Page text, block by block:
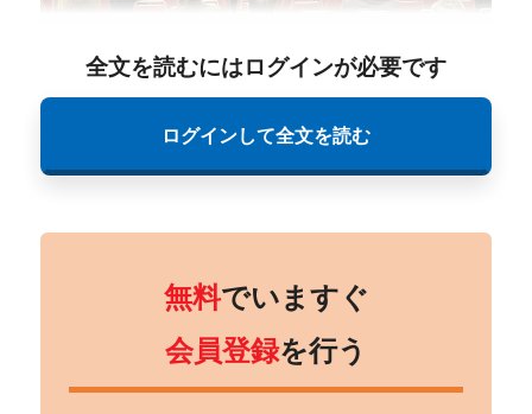
全文を読むにはログインが必要です
ログインして全文を読む
無料でいますぐ
会員登録を行う